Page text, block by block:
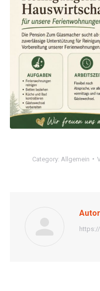
Category: Allgemein